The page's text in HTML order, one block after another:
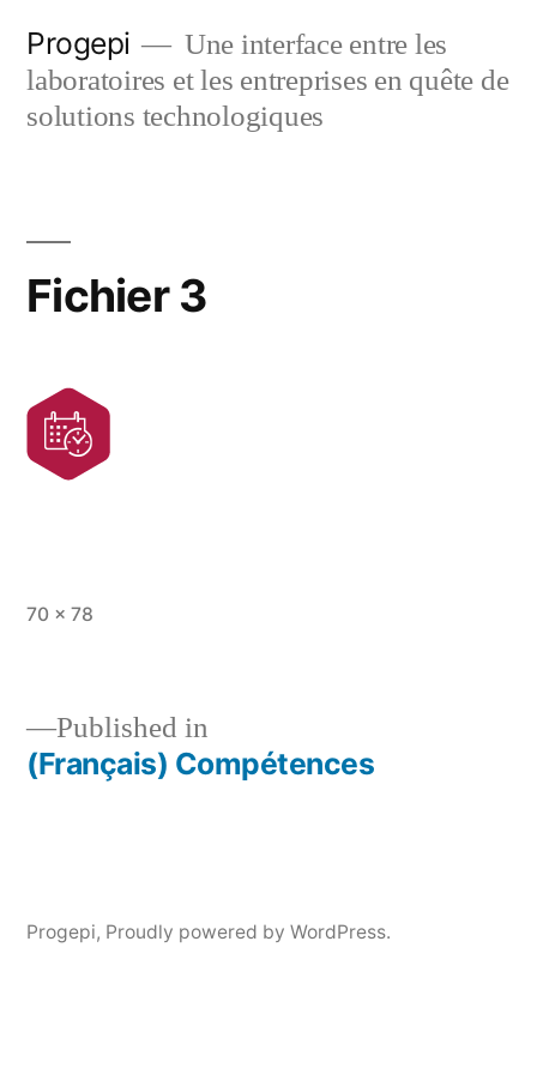
content
Progepi
Une interface entre les
laboratoires et les entreprises en quête de
solutions technologiques
Fichier 3
Full
70 × 78
Post
Published in
(Français) Compétences
Progepi, Proudly powered by WordPress.